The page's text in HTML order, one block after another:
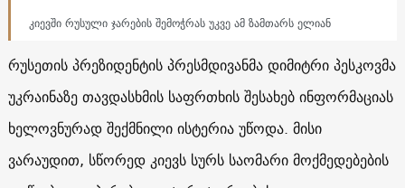
კიევში რუსული ჯარების შემოჭრას უკვე ამ ზამთარს ელიან
რუსეთის პრეზიდენტის პრესმდივანმა დიმიტრი პესკოვმა
უკრაინაზე თავდასხმის საფრთხის შესახებ ინფორმაციას
ხელოვნურად შექმნილი ისტერია უწოდა. მისი
ვარაუდით, სწორედ კიევს სურს საომარი მოქმედებების